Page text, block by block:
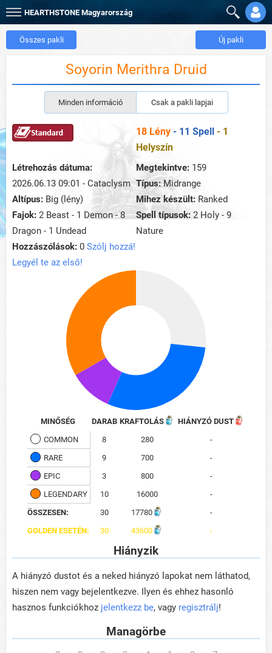
HEARTHSTONE Magyarország
Összes pakli Új pakli
Soyorin Merithra Druid
Minden információ Csak a pakli lapjai
18 Lény - 11 Spell - 1
Helyszín
Létrehozás dátuma:
2026.06.13 09:01 - Cataclysm
Megtekintve: 159
Típus:Midrange
Altípus: Big (lény) Mihez készült: Ranked
Fajok: 2 Beast - 1 Demon - 8
Dragon - 1 Undead
Spell típusok: 2 Holy - 9
Nature
Hozzászólások: 0 Szólj hozzá!
Legyél te az első!
MINŐSÉG DARAB KRAFTOLÁS
HIÁNYZÓ DUST
COMMON
8 280
-
RARE
9 700
-
EPIC
3 800
-
LEGENDARY
10 16000
-
ÖSSZESEN:
30 17780
-
GOLDEN ESETÉN:
30 43600 -
Hiányzik
A hiányzó dustot és a neked hiányzó lapokat nem láthatod,
hiszen nem vagy bejelentkezve. Ilyen és ehhez hasonló
hasznos funkciókhoz jelentkezz be, vagy regisztrálj!
Managörbe